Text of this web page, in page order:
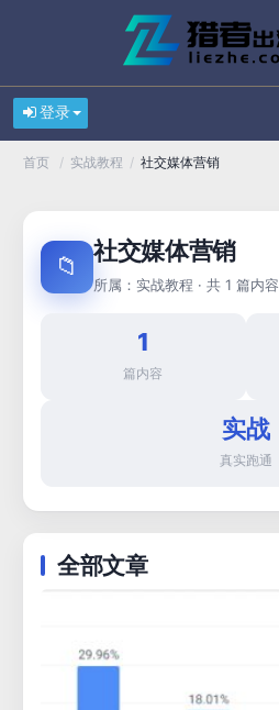
登录
首页 / 实战教程 / 社交媒体营销
📁
社交媒体营销
所属： 实战教程 · 共 1 篇内容
1
篇内容
实战
真实跑通
全部文章